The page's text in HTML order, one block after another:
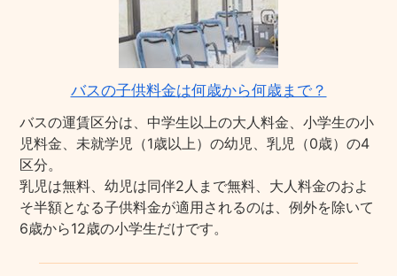
バスの子供料金は何歳から何歳まで？
バスの運賃区分は、中学生以上の大人料金、小学生の小
児料金、未就学児（1歳以上）の幼児、乳児（0歳）の4
区分。
乳児は無料、幼児は同伴2人まで無料、大人料金のおよ
そ半額となる子供料金が適用されるのは、例外を除いて
6歳から12歳の小学生だけです。